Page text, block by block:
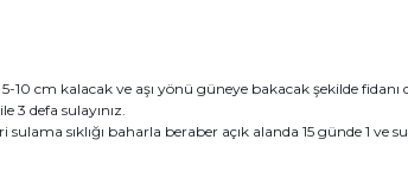
cm kalacak ve aşı yönü güneye bakacak şekilde
defa sulayınız.
sıklığı baharla beraber açık alanda 15 günde 1 ve